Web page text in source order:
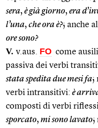
sera, è già giorno, era
l’una, che ora è?; anche
ore sono?
V. v.aus. FO come
passiva dei verbi
stata spedita due mesi fa;
verbi intransitivi: è
composti di verbi
sporcato, mi sono lavato;